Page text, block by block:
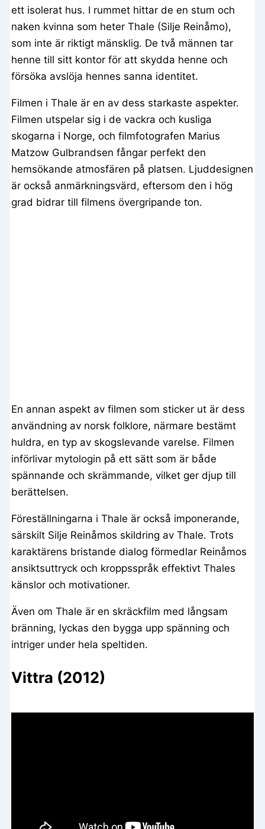
ett isolerat hus. I rummet hittar de en stum och
naken kvinna som heter Thale (Silje Reinåmo),
som inte är riktigt mänsklig. De två männen tar
henne till sitt kontor för att skydda henne och
försöka avslöja hennes sanna identitet.
Filmen i Thale är en av dess starkaste aspekter.
Filmen utspelar sig i de vackra och kusliga
skogarna i Norge, och filmfotografen Marius
Matzow Gulbrandsen fångar perfekt den
hemsökande atmosfären på platsen. Ljuddesignen
är också anmärkningsvärd, eftersom den i hög
grad bidrar till filmens övergripande ton.
En annan aspekt av filmen som sticker ut är dess
användning av norsk folklore, närmare bestämt
huldra, en typ av skogslevande varelse. Filmen
införlivar mytologin på ett sätt som är både
spännande och skrämmande, vilket ger djup till
berättelsen.
Föreställningarna i Thale är också imponerande,
särskilt Silje Reinåmos skildring av Thale. Trots
karaktärens bristande dialog förmedlar Reinåmos
ansiktsuttryck och kroppsspråk effektivt Thales
känslor och motivationer.
Även om Thale är en skräckfilm med långsam
bränning, lyckas den bygga upp spänning och
intriger under hela speltiden.
Vittra (2012)